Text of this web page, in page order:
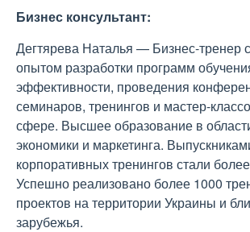
Бизнес консультант:
Дегтярева Наталья — Бизнес-тренер
опытом разработки программ
эффективности, проведения
семинаров, тренингов и мастер-
сфере. Высшее образование в
экономики и маркетинга.
корпоративных тренингов стали
Успешно реализовано более 1000
проектов на территории Украины и
зарубежья.